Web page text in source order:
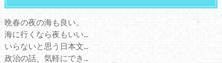
晩春の夜の海も良い。
海に行くなら夜もいい...
いらないと思う日本文...
政治の話、気軽にでき...